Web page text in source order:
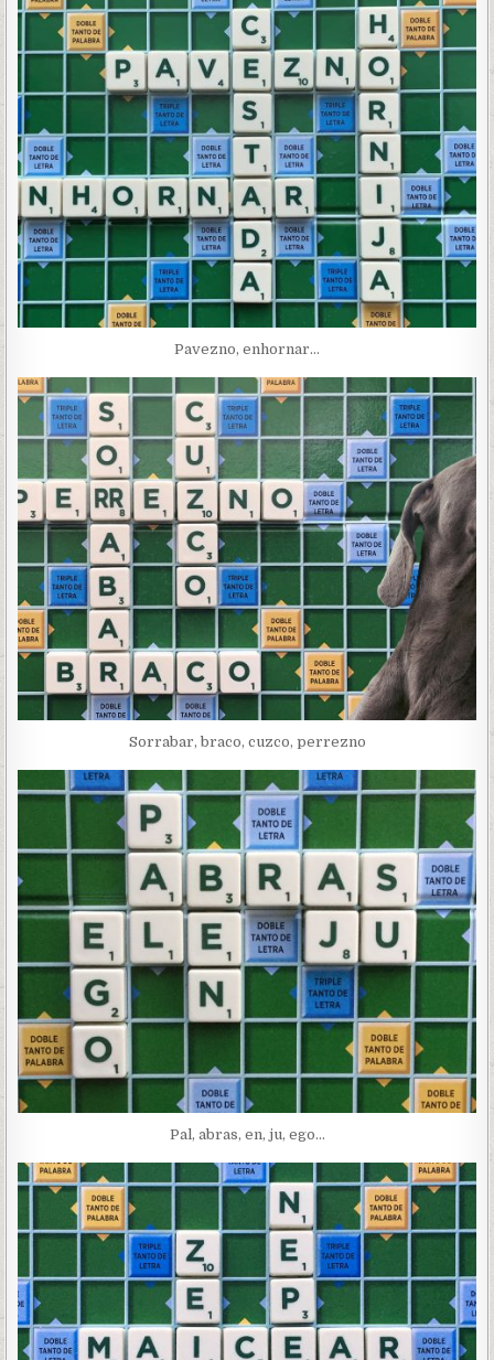
Pavezno, enhornar…
Sorrabar, braco, cuzco, perrezno
Pal, abras, en, ju, ego…